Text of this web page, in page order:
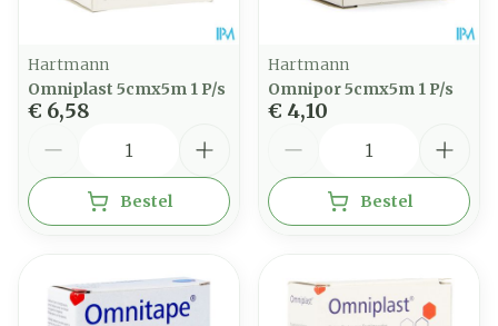
Hartmann
Omniplast 5cmx5m 1 P/s
€ 6,58
Bestel
Hartmann
Omnipor 5cmx5m 1 P/s
€ 4,10
Bestel